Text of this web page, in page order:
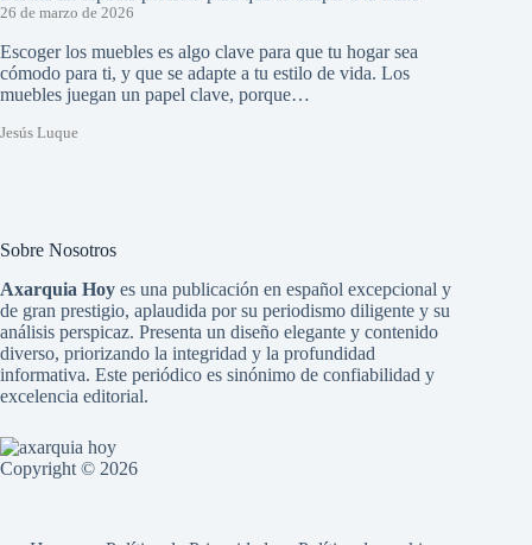
26 de marzo de 2026
Escoger los muebles es algo clave para que tu hogar sea
cómodo para ti, y que se adapte a tu estilo de vida. Los
muebles juegan un papel clave, porque…
Jesús Luque
Sobre Nosotros
Axarquia Hoy es una publicación en español excepcional y
de gran prestigio, aplaudida por su periodismo diligente y su
análisis perspicaz. Presenta un diseño elegante y contenido
diverso, priorizando la integridad y la profundidad
informativa. Este periódico es sinónimo de confiabilidad y
excelencia editorial.
Copyright © 2026